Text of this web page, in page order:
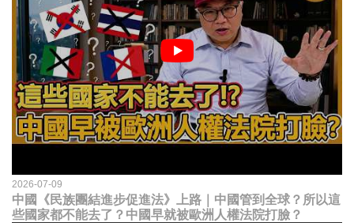
2026-07-09
中國《民族團結進步促進法》上路｜中國管到全球？所以這
些國家都不能去了？中國早就被歐洲人權法院打臉？